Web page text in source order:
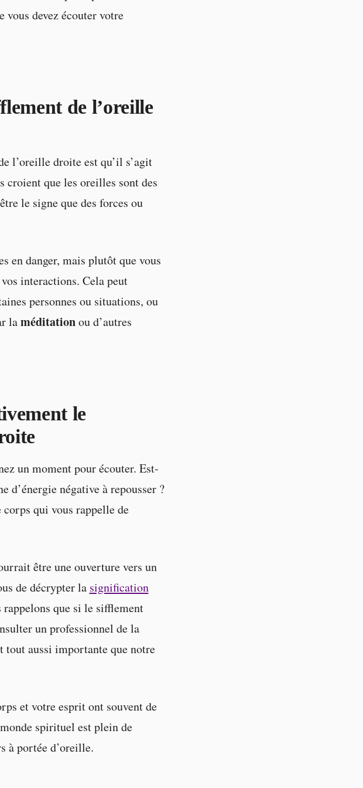
devez écouter votre
de l’oreille
l’oreille droite est qu’il s’agit
croient que les oreilles sont des
le signe que des forces ou
en danger, mais plutôt que vous
interactions. Cela peut
personnes ou situations, ou
laméditationou d’autres
le
un moment pour écouter. Est-
d’énergie négative à repousser ?
qui vous rappelle de
être une ouverture vers un
de décrypter la signification
que si le sifflement
un professionnel de la
tout aussi importante que notre
et votre esprit ont souvent de
spirituel est plein de
à portée d’oreille.